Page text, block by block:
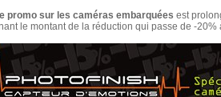
promo sur les caméras embarquées est
le montant de la réduction qui passe de -20%